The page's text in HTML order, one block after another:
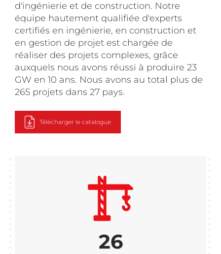
d'ingénierie et de construction. Notre
équipe hautement qualifiée d'experts
certifiés en ingénierie, en construction et
en gestion de projet est chargée de
réaliser des projets complexes, grâce
auxquels nous avons réussi à produire 23
GW en 10 ans. Nous avons au total plus de
265 projets dans 27 pays.
Télécharger le catalogue
26